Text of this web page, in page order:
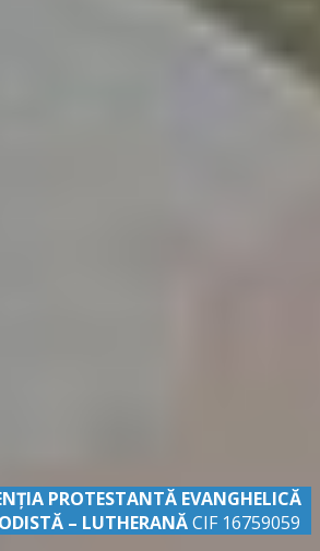
PROTESTANTĂ EVANGHELICĂ
– LUTHERANĂCIF 16759059